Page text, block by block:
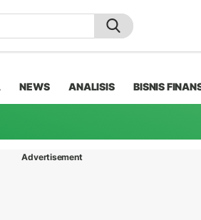
NEWS ANALISIS BISNIS
Advertisement